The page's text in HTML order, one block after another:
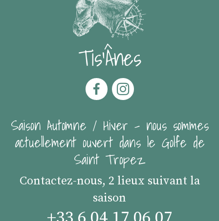
Tis'Ânes
Saison Automne / Hiver - nous sommes
actuellement ouvert dans le Golfe de
Saint Tropez
Contactez-nous, 2 lieux suivant la
saison